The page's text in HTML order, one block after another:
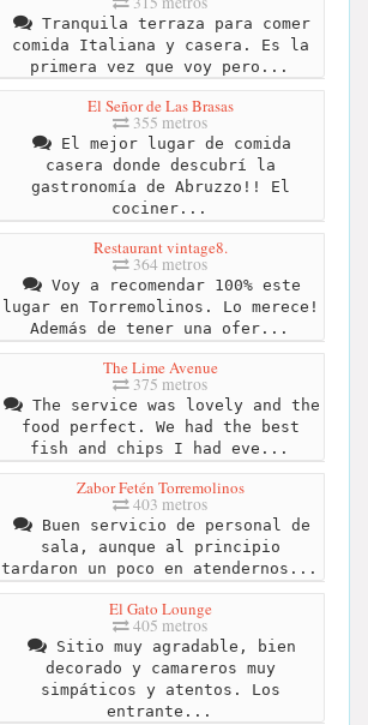
Tranquila terraza para comer
comida Italiana y casera. Es la
primera vez que voy pero...
El Señor de Las Brasas
355 metros
El mejor lugar de comida
casera donde descubrí la
gastronomía de Abruzzo!! El
cociner...
Restaurant vintage8.
364 metros
Voy a recomendar 100% este
lugar en Torremolinos. Lo merece!
Además de tener una ofer...
The Lime Avenue
375 metros
The service was lovely and the
food perfect. We had the best
fish and chips I had eve...
Zabor Fetén Torremolinos
403 metros
Buen servicio de personal de
sala, aunque al principio
tardaron un poco en atendernos...
El Gato Lounge
405 metros
Sitio muy agradable, bien
decorado y camareros muy
simpáticos y atentos. Los
entrante...